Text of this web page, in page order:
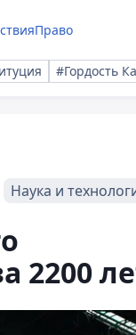
Право
#Гордость
Наука и
2200